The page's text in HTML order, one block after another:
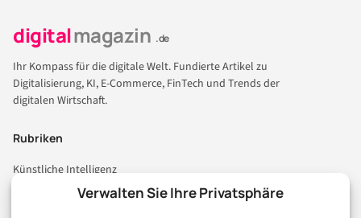
Verwalten Sie Ihre Privatsphäre
digitalmagazin .de
Ihr Kompass für die digitale Welt. Fundierte Artikel zu
Digitalisierung, KI, E-Commerce, FinTech und Trends der
digitalen Wirtschaft.
Rubriken
Künstliche Intelligenz
Technologie & IT